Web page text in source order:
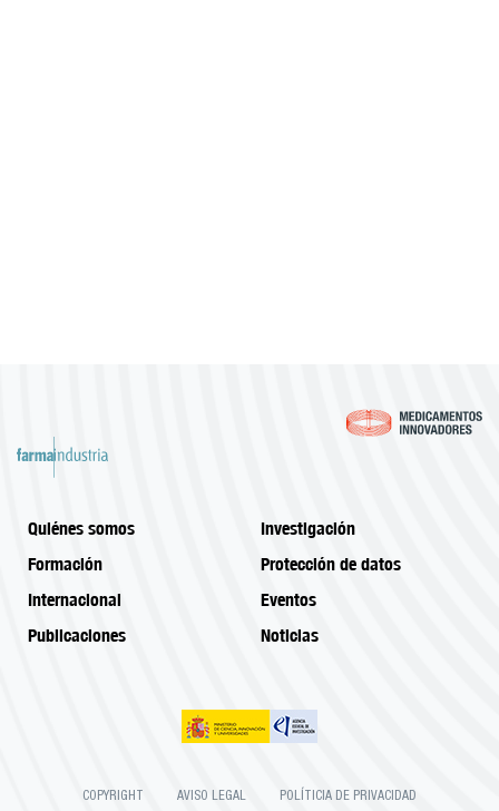
Quiénes somos
Investigación
Formación
Protección de datos
Internacional
Eventos
Publicaciones
Noticias
COPYRIGHT AVISO LEGAL POLÍTICIA DE PRIVACIDAD